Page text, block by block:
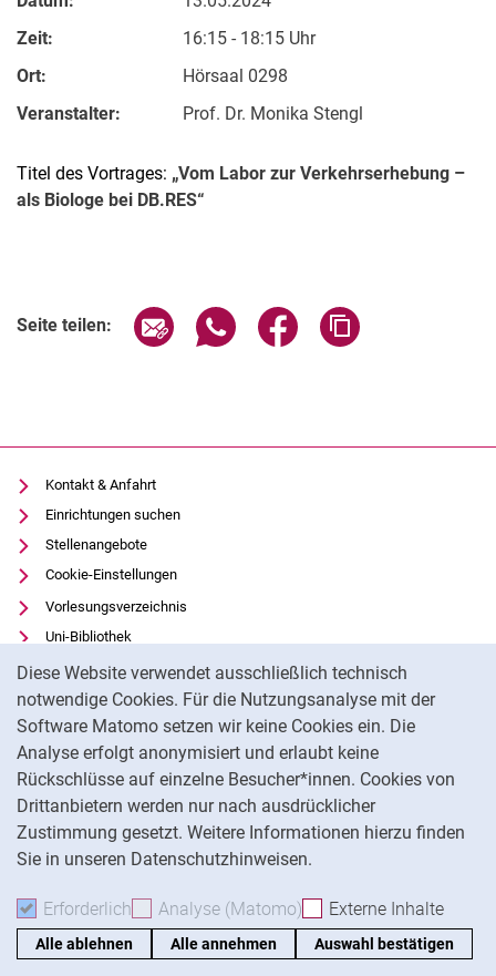
Diese Website verwendet ausschließlich technisch
notwendige Cookies. Für die Nutzungsanalyse mit der
Software Matomo setzen wir keine Cookies ein. Die
Analyse erfolgt anonymisiert und erlaubt keine
Rückschlüsse auf einzelne Besucher*innen. Cookies von
Drittanbietern werden nur nach ausdrücklicher
Zustimmung gesetzt. Weitere Informationen hierzu finden
Sie in unseren Datenschutzhinweisen.
Erforderlich Erforderliche Cookies akzeptieren
Analyse (Matomo) Analyse-Cookies
Externe Inhalte
Alle ablehnen Alle annehmen Auswahl bestätigen
Zeit:
16:15 - 18:15 Uhr
Ort:
Hörsaal 0298
Veranstalter:
Prof. Dr. Monika Stengl
Titel des Vortrages: „Vom Labor zur Verkehrserhebung –
als Biologe bei DB.RES“
Seite teilen: Seite über E-Mail teilen
Seite über WhatsApp teilen
Seite über Facebook
Kontakt & Anfahrt
Einrichtungen suchen
Stellenangebote
Cookie-Einstellungen
Vorlesungsverzeichnis
Uni-Bibliothek
Moodle
Panopto
Datenschutz
Barrierefreiheit
Transparenter KI-Einsatz